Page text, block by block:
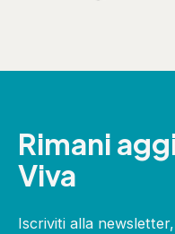
Rimani
Viva
Iscriviti alla